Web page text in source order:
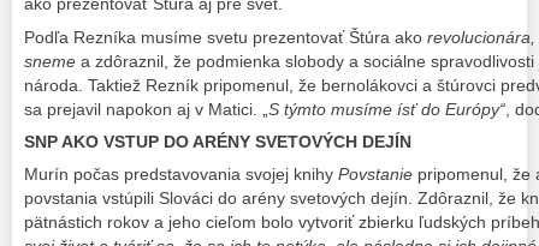
ako prezentovať Štúra aj pre svet.
Podľa Rezníka musíme svetu prezentovať Štúra ako
sneme a zdôraznil, že podmienka slobody a sociálne
národa. Taktiež Rezník pripomenul, že bernolákovci a štúrovci
sa prejavil napokon aj v Matici. „ S týmto musíme ísť do Európy“ ,
SNP AKO VSTUP DO ARÉNY SVETOVÝCH DEJÍN
Murín počas predstavovania svojej knihy Povstanie pripomenul, že
povstania vstúpili Slováci do arény svetových dejín. Zdôraznil, že
pätnástich rokov a jeho cieľom bolo vytvoriť zbierku ľudských